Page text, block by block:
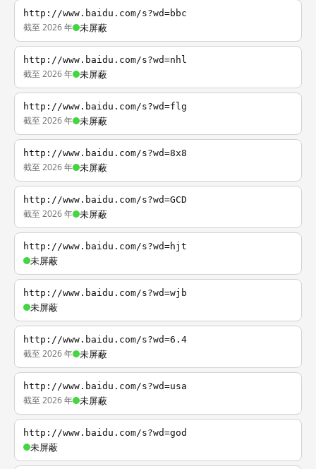
http://www.baidu.com/s?wd=bbc
截至 2026 年 未屏蔽
http://www.baidu.com/s?wd=nhl
截至 2026 年 未屏蔽
http://www.baidu.com/s?wd=flg
截至 2026 年 未屏蔽
http://www.baidu.com/s?wd=8x8
截至 2026 年 未屏蔽
http://www.baidu.com/s?wd=GCD
截至 2026 年 未屏蔽
http://www.baidu.com/s?wd=hjt
未屏蔽
http://www.baidu.com/s?wd=wjb
未屏蔽
http://www.baidu.com/s?wd=6.4
截至 2026 年 未屏蔽
http://www.baidu.com/s?wd=usa
截至 2026 年 未屏蔽
http://www.baidu.com/s?wd=god
未屏蔽